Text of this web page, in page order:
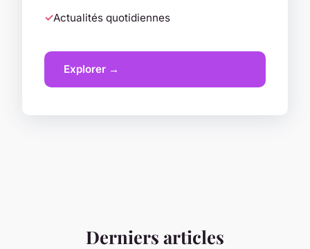
Actualités quotidiennes
Explorer →
Derniers articles